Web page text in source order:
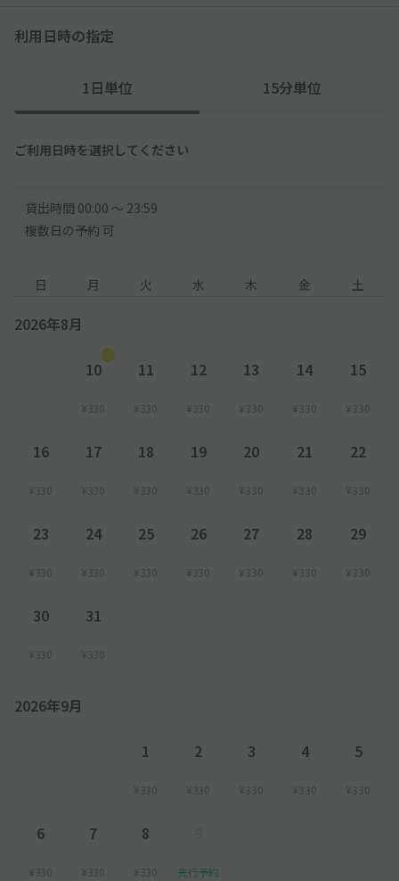
◆駐車場までの道路が狭くなっております。十分にご注意のう
え、駐車場までお越しくださいませ。
◆東側からの道より進入しますと電柱があり、道路が狭くなって
おります。
利用日時の指定
1日単位 15分単位
ご利用日時を選択してください
貸出時間 00:00 〜 23:59
複数日の予約 可
日 月 火 水 木 金 土
2026年8月
10
¥330
11
¥330
12
¥330
13
¥330
14
¥330
15
¥330
16
¥330
17
¥330
18
¥330
19
¥330
20
¥330
21
¥330
22
¥330
23
¥330
24
¥330
25
¥330
26
¥330
27
¥330
28
¥330
29
¥330
30
¥330
31
¥330
2026年9月
1
¥330
2
¥330
3
¥330
4
¥330
5
¥330
6
¥330
7
¥330
8
¥330 先行予約